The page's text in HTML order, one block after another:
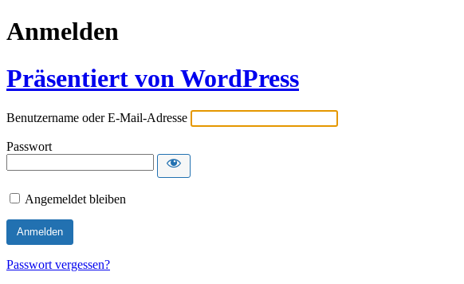
Anmelden
Präsentiert von WordPress
Benutzername oder E-Mail-Adresse
Passwort
Angemeldet bleiben
Passwort vergessen?